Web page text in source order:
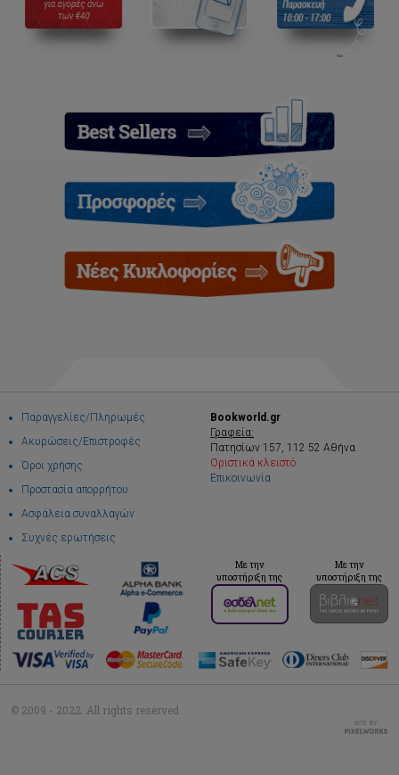
Παραγγελίες/Πληρωμές
Ακυρώσεις/Επιστροφές
Όροι χρήσης
Προστασία απορρήτου
Ασφάλεια συναλλαγών
Συχνές ερωτήσεις
Bookworld.gr
Γραφεία:
Πατησίων 157, 112 52 Αθήνα
Οριστικά κλειστό
Επικοινωνία
Με την
υποστήριξη της
Με την
υποστήριξη της
© 2009 - 2022. All rights reserved